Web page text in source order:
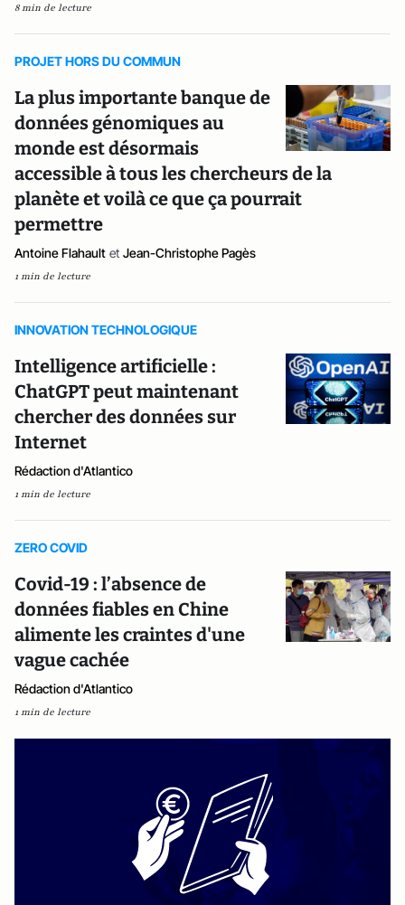
8 min de lecture
PROJET HORS DU COMMUN
La plus importante banque de
données génomiques au
monde est désormais
accessible à tous les chercheurs de la
planète et voilà ce que ça pourrait
permettre
Antoine Flahault et Jean-Christophe Pagès
1 min de lecture
INNOVATION TECHNOLOGIQUE
Intelligence artificielle :
ChatGPT peut maintenant
chercher des données sur
Internet
Rédaction d'Atlantico
1 min de lecture
ZERO COVID
Covid-19 : l’absence de
données fiables en Chine
alimente les craintes d'une
vague cachée
Rédaction d'Atlantico
1 min de lecture